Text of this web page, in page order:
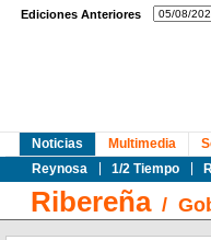
Ediciones Anteriores
Noticias
Reynosa
1/2 Tiempo
Multimedia
Ribereña/